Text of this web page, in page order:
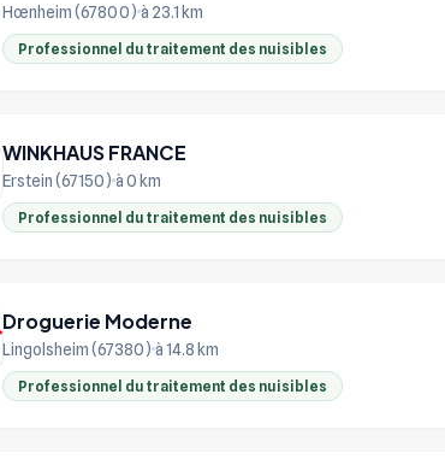
Hœnheim (67800) à 23.1 km
Professionnel du traitement des nuisibles
WINKHAUS FRANCE
Erstein (67150) à 0 km
Professionnel du traitement des nuisibles
Droguerie Moderne
Lingolsheim (67380) à 14.8 km
Professionnel du traitement des nuisibles